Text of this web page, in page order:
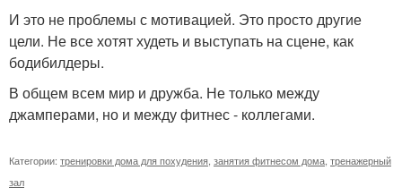
И это не проблемы с мотивацией. Это просто другие
цели. Не все хотят худеть и выступать на сцене, как
бодибилдеры.
В общем всем мир и дружба. Не только между
джамперами, но и между фитнес - коллегами.
Категории: тренировки дома для похудения занятия фитнесом дома тренажерный
зал